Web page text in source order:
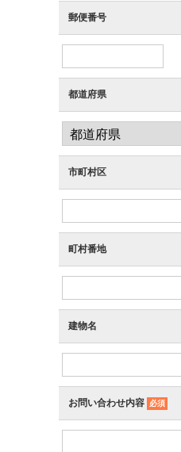
郵便番号
都道府県
市町村区
町村番地
建物名
お問い合わせ内容 必須